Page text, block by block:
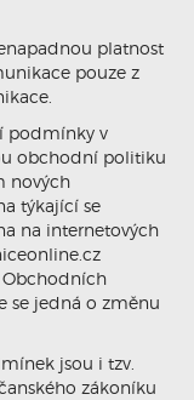
platnost
pouze z
podmínky v
obchodní politiku
nových
týkající se
na internetových
se jedná o změnu
jsou i tzv.
zákoníku